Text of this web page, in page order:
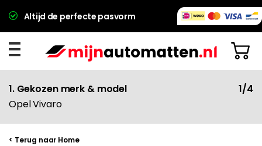
Altijd de perfecte pasvorm
1. Gekozen merk & model
Opel Vivaro
1/4
< Terug naar Home